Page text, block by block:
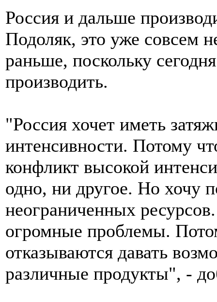
Россия и дальше
Подоляк, это уже совсем
раньше, поскольку
производить.
"Россия хочет иметь
интенсивности. Потому
конфликт высокой
одно, ни другое. Но хочу
неограниченных
огромные проблемы.
отказываются давать
различные продукты", -